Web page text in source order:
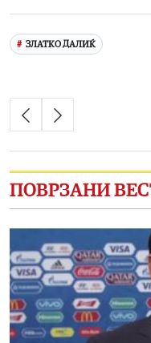
ЗЛАТКО ДАЛИЌ
ПОВРЗАНИ